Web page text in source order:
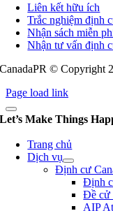
Liên kết hữu ích
Trắc nghiệm định
Nhận sách miễn
Nhận tư vấn định
CanadaPR © Copyright
Page load link
Let’s Make Things
Trang chủ
Dịch vụ
Định cư
Định
Đề cử
AIP